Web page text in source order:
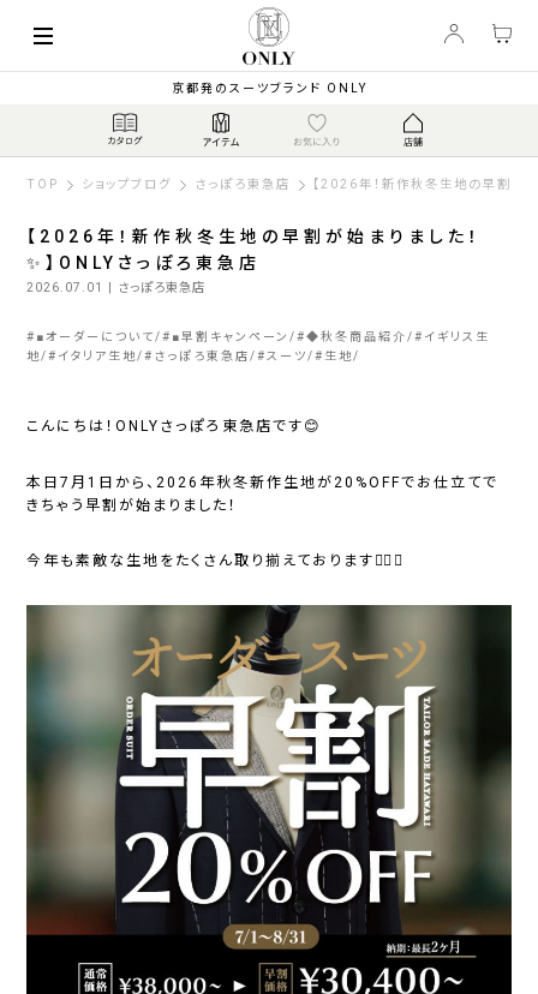
京都発のスーツブランド ONLY
TOP ショップブログ さっぽろ東急店 【2026年！新作秋冬生地の早割が
【2026年！新作秋冬生地の早割が始まりました！
✨】ONLYさっぽろ東急店
2026.07.01 | さっぽろ東急店
# ■オーダーについて # ■早割キャンペーン #◆秋冬商品紹介 # イギリス生
地 # イタリア生地 # さっぽろ東急店 # スーツ # 生地
こんにちは！ONLYさっぽろ東急店です😊
本日7月1日から、2026年秋冬新作生地が20%OFFでお仕立てで
きちゃう早割が始まりました！
今年も素敵な生地をたくさん取り揃えております💁‍♂️✨